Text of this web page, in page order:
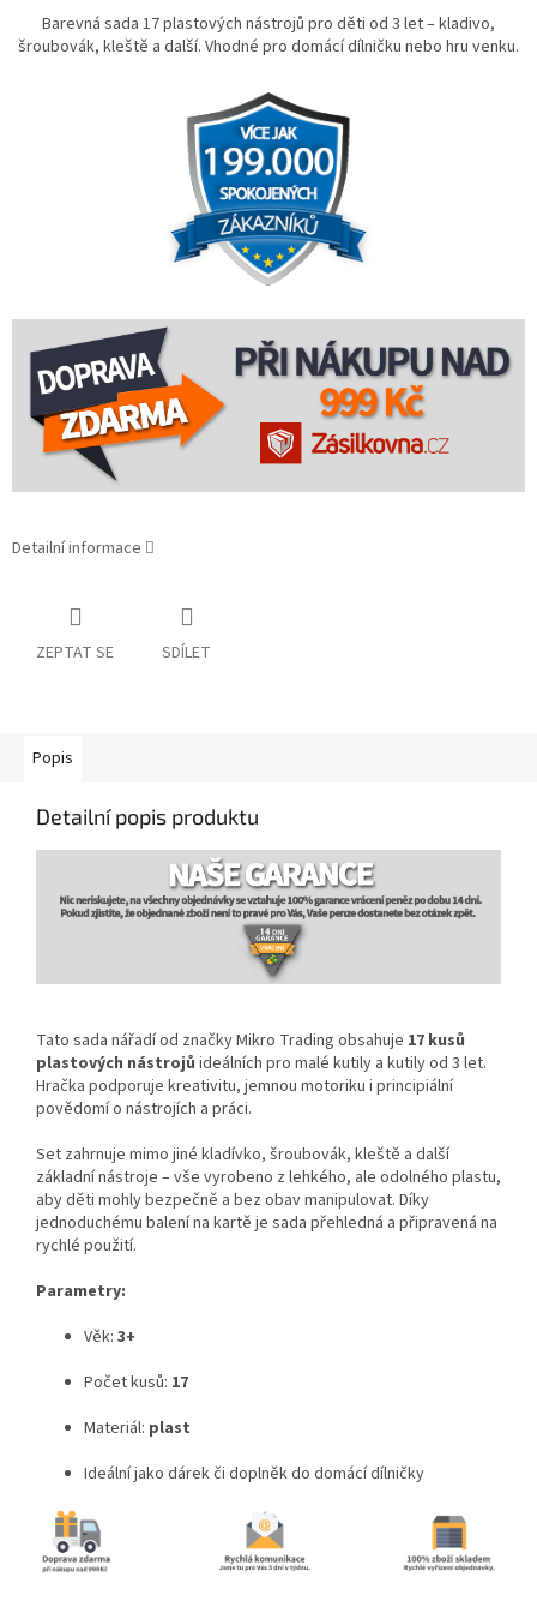
Barevná sada 17 plastových nástrojů pro děti od 3 let – kladivo,
šroubovák, kleště a další. Vhodné pro domácí dílničku nebo hru venku.
Detailní informace
ZEPTAT SE SDÍLET
Popis
Detailní popis produktu
Tato sada nářadí od značky Mikro Trading obsahuje 17 kusů
plastových nástrojů ideálních pro malé kutily a kutily od 3 let.
Hračka podporuje kreativitu, jemnou motoriku i principiální
povědomí o nástrojích a práci.
Set zahrnuje mimo jiné kladívko, šroubovák, kleště a další
základní nástroje – vše vyrobeno z lehkého, ale odolného plastu,
aby děti mohly bezpečně a bez obav manipulovat. Díky
jednoduchému balení na kartě je sada přehledná a připravená na
rychlé použití.
Parametry:
Věk: 3+
Počet kusů: 17
Materiál: plast
Ideální jako dárek či doplněk do domácí dílničky